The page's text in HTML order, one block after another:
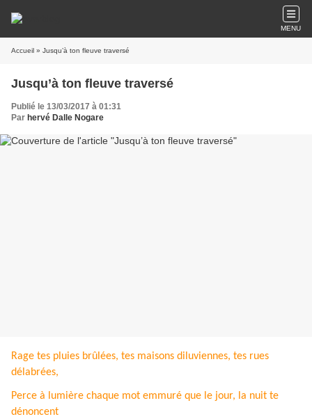
MENU
Accueil » Jusqu’à ton fleuve traversé
Jusqu’à ton fleuve traversé
Publié le 13/03/2017 à 01:31
Par hervé Dalle Nogare
Rage tes pluies brûlées, tes maisons diluviennes, tes rues
délabrées,
Perce à lumière chaque mot emmuré que le jour, la nuit te
dénoncent